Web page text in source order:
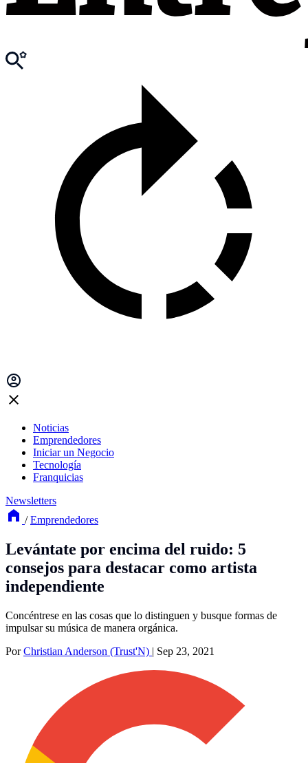
Noticias
Emprendedores
Iniciar un Negocio
Tecnología
Franquicias
Newsletters
/ Emprendedores
Levántate por encima del ruido: 5
consejos para destacar como artista
independiente
Concéntrese en las cosas que lo distinguen y busque formas de
impulsar su música de manera orgánica.
PorChristian Anderson (Trust'N) | Sep 23, 2021